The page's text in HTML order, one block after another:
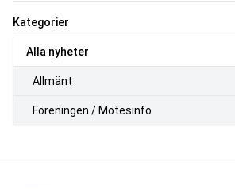
Kategorier
Alla nyheter
Allmänt
Föreningen / Mötesinfo